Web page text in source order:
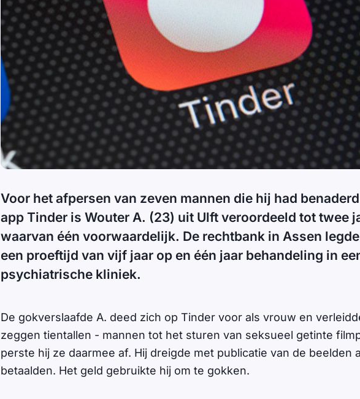
Voor het afpersen van zeven mannen die hij had
app Tinder is Wouter A. (23) uit Ulft veroordeeld tot twee
waarvan één voorwaardelijk. De rechtbank in Assen
een proeftijd van vijf jaar op en één jaar behandeling in
psychiatrische kliniek.
De gokverslaafde A. deed zich op Tinder voor als vrouw en
zeggen tientallen - mannen tot het sturen van seksueel getinte
perste hij ze daarmee af. Hij dreigde met publicatie van de beelden
betaalden. Het geld gebruikte hij om te gokken.